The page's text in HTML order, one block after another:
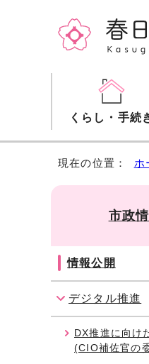
くらし・手続
現在の位置： ホ
市政
情報公開
デジタル推進
DX推進に向け
(CIO補佐官の